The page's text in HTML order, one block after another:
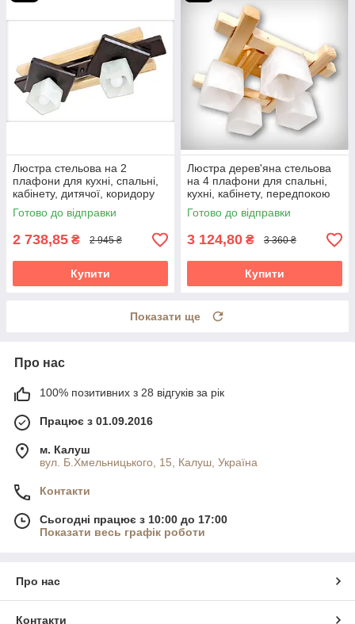
Люстра стельова на 2
плафони для кухні, спальні,
кабінету, дитячої, коридору
Троя/2 венге-натуральна
Готово до відправки
2 738,85 ₴ 2 945 ₴
Купити
Люстра дерев'яна стельова
на 4 плафони для спальні,
кухні, кабінету, передпокою
40x40 Квадро/4
Готово до відправки
3 124,80 ₴ 3 360 ₴
Купити
Показати ще
Про нас
100% позитивних з 28 відгуків за рік
Працює з 01.09.2016
м. Калуш
вул. Б.Хмельницького, 15, Калуш, Україна
Контакти
Сьогодні працює з 10:00 до 17:00
Показати весь графік роботи
Про нас
Контакти